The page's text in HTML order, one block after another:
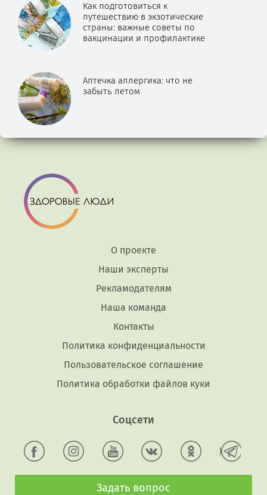
Как подготовиться к
путешествию в экзотические
страны: важные советы по
вакцинации и профилактике
Аптечка аллергика: что не
забыть летом
О проекте
Наши эксперты
Рекламодателям
Наша команда
Контакты
Политика конфиденциальности
Пользовательское соглашение
Политика обработки файлов куки
Соцсети
Задать вопрос